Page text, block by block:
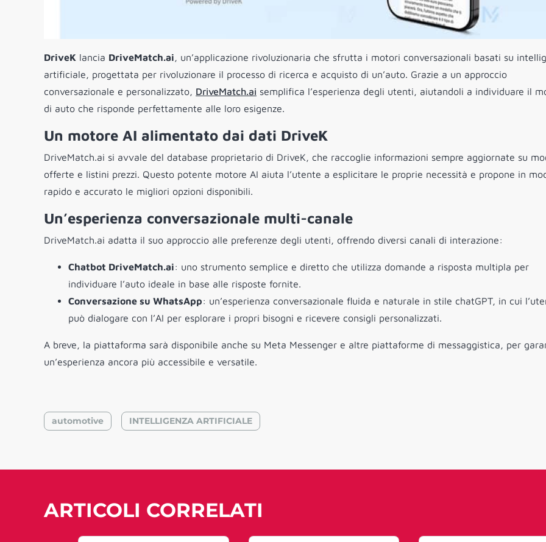
DriveK lancia DriveMatch.ai, un’applicazione rivoluzionaria che sfrutta i motori conversazionali basati su
artificiale, progettata per rivoluzionare il processo di ricerca e acquisto di un’auto. Grazie a un approccio
conversazionale e personalizzato, DriveMatch.ai semplifica l’esperienza degli utenti, aiutandoli a individuare il
di auto che risponde perfettamente alle loro esigenze.
Un motore AI alimentato dai dati DriveK
DriveMatch.ai si avvale del database proprietario di DriveK, che raccoglie informazioni sempre aggiornate su
offerte e listini prezzi. Questo potente motore AI aiuta l’utente a esplicitare le proprie necessità e propone in
rapido e accurato le migliori opzioni disponibili.
Un’esperienza conversazionale multi-canale
DriveMatch.ai adatta il suo approccio alle preferenze degli utenti, offrendo diversi canali di interazione:
Chatbot DriveMatch.ai: uno strumento semplice e diretto che utilizza domande a risposta multipla per
individuare l’auto ideale in base alle risposte fornite.
Conversazione su WhatsApp: un’esperienza conversazionale fluida e naturale in stile chatGPT, in cui
può dialogare con l’AI per esplorare i propri bisogni e ricevere consigli personalizzati.
A breve, la piattaforma sarà disponibile anche su Meta Messenger e altre piattaforme di messaggistica, per
un’esperienza ancora più accessibile e versatile.
automotive INTELLIGENZA ARTIFICIALE
ARTICOLI CORRELATI